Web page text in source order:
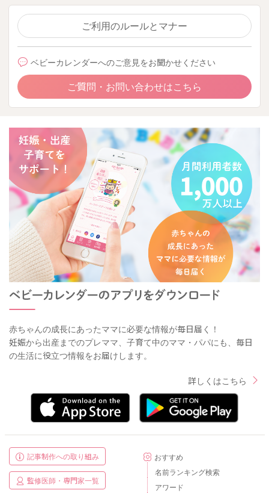
ご利用のルールとマナー
ベビーカレンダーへのご意見をお聞かせください
ご質問・お問い合わせはこちら
赤ちゃんの成長にあったママに必要な情報が毎日届く！
妊娠から出産までのプレママ、子育て中のママ・パパにも、毎日
の生活に役立つ情報をお届けします。
詳しくはこちら
記事制作への取り組み
監修医師・専門家一覧
おすすめ
名前ランキング検索
アワード